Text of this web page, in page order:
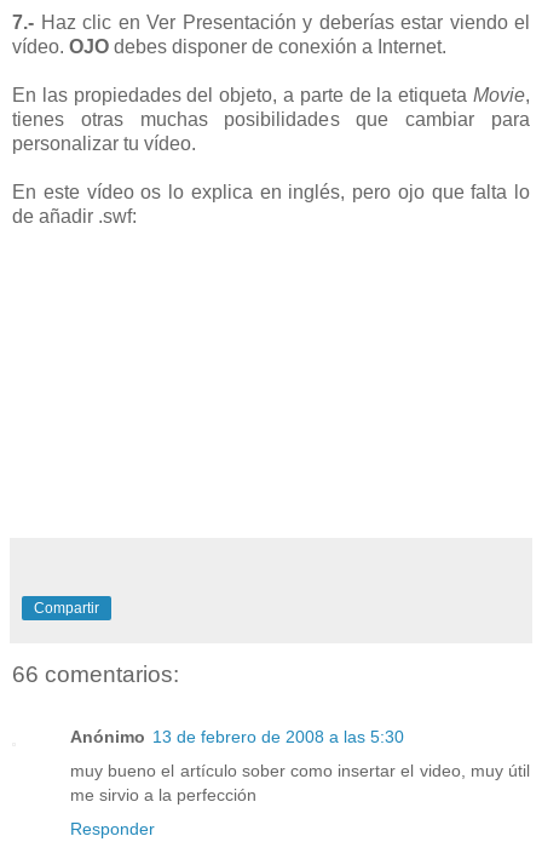
7.- Haz clic en Ver Presentación y deberías estar viendo el
vídeo. OJO debes disponer de conexión a Internet.
En las propiedades del objeto, a parte de la etiqueta Movie,
tienes otras muchas posibilidades que cambiar para
personalizar tu vídeo.
En este vídeoos lo explica en inglés, pero ojo que falta lo
de añadir .swf:
Compartir
66 comentarios:
Anónimo 13 de febrero de 2008 a las 5:30
muy bueno el artículo sober como insertar el video, muy útil
me sirvio a la perfección
Responder